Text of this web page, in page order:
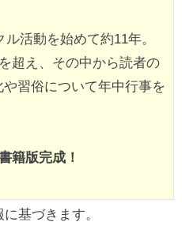
活動を始めて約11年。
超え、その中から読者の
習俗について年中行事を
籍版完成！
基づきます。